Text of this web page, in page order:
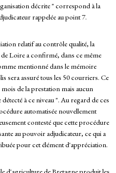
décrite " correspond à la
rappelée au point 7.
relatif au contrôle qualité, la
Loire a confirmé, dans ce même
mentionné dans le mémoire
sera assuré tous les 50 courriers. Ce
de la prestation mais aucun
à ce niveau ". Au regard de ces
automatisée nouvellement
contesté que cette procédure
au pouvoir adjudicateur, ce qui a
pour cet élément d'appréciation.